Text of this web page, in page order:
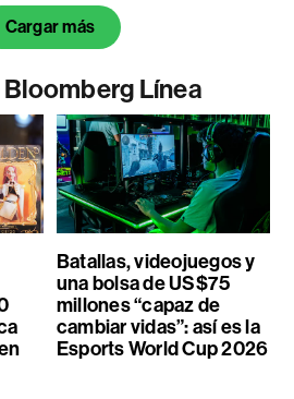
Cargar más
Línea
Batallas, videojuegos y
una bolsa de US$75
millones “capaz de
cambiar vidas”: así es la
Esports World Cup 2026